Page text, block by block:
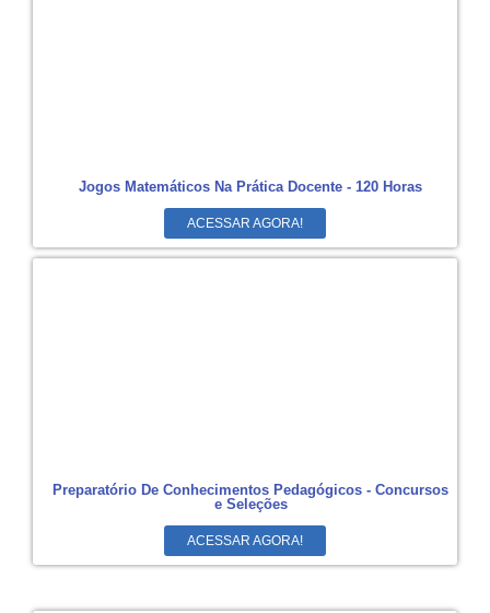
Jogos Matemáticos Na Prática Docente - 120 Horas
ACESSAR AGORA!
Preparatório De Conhecimentos Pedagógicos - Concursos
e Seleções
ACESSAR AGORA!